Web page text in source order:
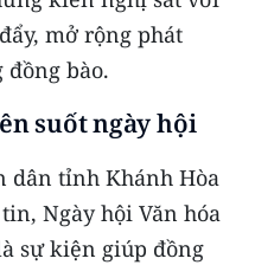
mở rộng phát
bào.
suốt ngày hội
dân tỉnh Khánh Hòa
Ngày hội Văn hóa
sự kiện giúp đồng